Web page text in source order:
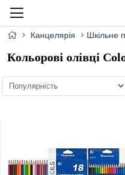
Канцелярія Шкільне
Кольорові олівці